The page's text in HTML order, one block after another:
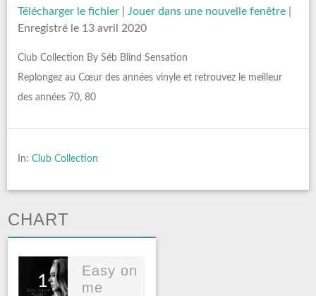
Télécharger le fichier Jouer dans une nouvelle fenêtre
Enregistré le 13 avril 2020
Club Collection By Séb Blind Sensation
Replongez au Cœur des années vinyle et retrouvez le meilleur
des années 70, 80
In: Club Collection
CHART
1
Easy on
me